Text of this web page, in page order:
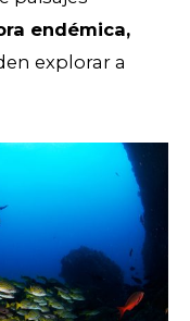
endémica,
explorar a